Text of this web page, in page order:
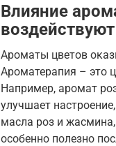
Влияние
Ароматы цветов
Ароматерапия – это
Например, аромат
улучшает
масла роз и
особенно полезно